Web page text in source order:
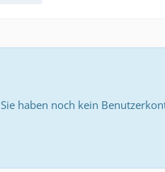
Sie haben noch kein